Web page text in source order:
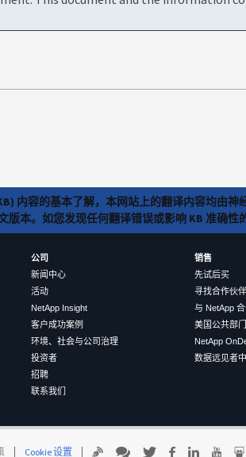
内容的基本了解，本网站上的翻译内容均由
版本。如您发现任何翻译错误或影响 KB 准确性
公司
新闻中心
活动
NetApp Insight
客户成功案例
环境、社会与公司治理
投资者
招聘
联系我们
销售
先试后买
寻找合作伙伴
与 NetApp
美国公共部
NetApp
数据远见者
Cookie 设置